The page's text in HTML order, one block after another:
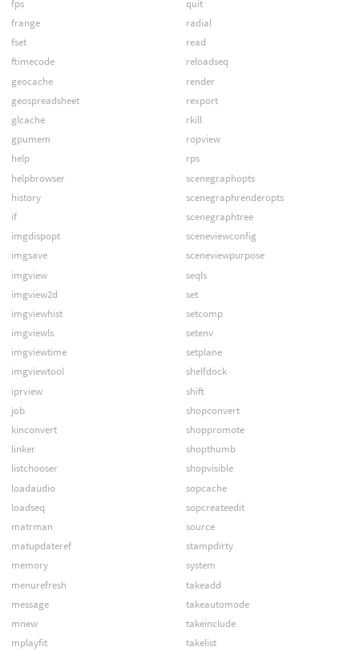
fps
frange
fset
ftimecode
geocache
geospreadsheet
glcache
gpumem
help
helpbrowser
history
if
imgdispopt
imgsave
imgview
imgview2d
imgviewhist
imgviewls
imgviewtime
imgviewtool
iprview
job
kinconvert
linker
listchooser
loadaudio
loadseq
matrman
matupdateref
memory
menurefresh
message
mnew
mplayfit
quit
radial
read
reloadseq
render
rexport
rkill
ropview
rps
scenegraphopts
scenegraphrenderopts
scenegraphtree
sceneviewconfig
sceneviewpurpose
seqls
set
setcomp
setenv
setplane
shelfdock
shift
shopconvert
shoppromote
shopthumb
shopvisible
sopcache
sopcreateedit
source
stampdirty
system
takeadd
takeautomode
takeinclude
takelist